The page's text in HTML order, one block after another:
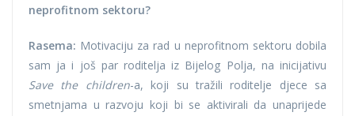
neprofitnom sektoru?
Rasema: Motivaciju za rad u neprofitnom sektoru dobila
sam ja i još par roditelja iz Bijelog Polja, na inicijativu
Save the children-a, koji su tražili roditelje djece sa
smetnjama u razvoju koji bi se aktivirali da unaprijede